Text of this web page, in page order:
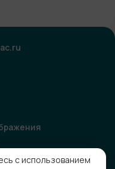
и информационной
с использованием